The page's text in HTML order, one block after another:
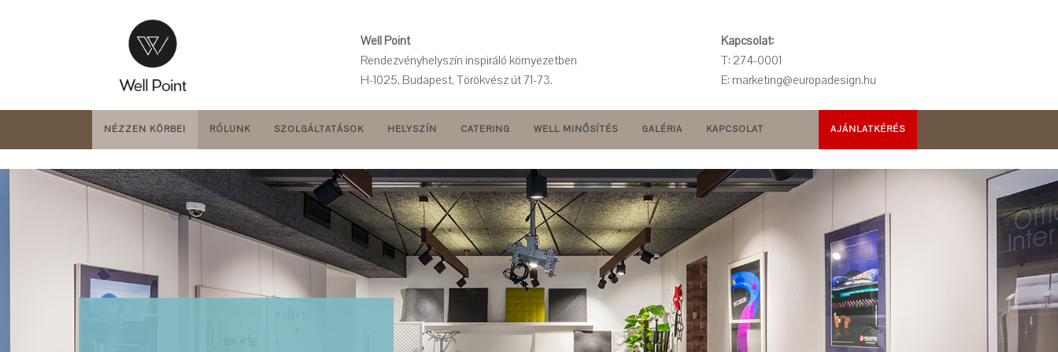
Well Point
Rendezvényhelyszín inspiráló környezetben
H-1025, Budapest, Törökvész út 71-73.
Kapcsolat:
T: 274-0001
E: marketing@europadesign.hu
NÉZZEN KÖRBE! RÓLUNK SZOLGÁLTATÁSOK HELYSZÍN CATERING WELL MINŐSÍTÉS GALÉRIA KAPCSOLAT AJÁNLATKÉRÉS